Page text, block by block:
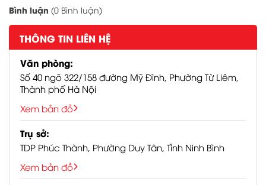
https://oa.zalo.me/
Google map Hà Nội:
https://maps.app.goo.gl/
Nam:https://maps.app.goo.gl/
#denledbanmai
#denamtran
#amtran9wphi90
#amtran12wphi110
Bình luận (0 Bình luận)
THÔNG TIN LIÊN HỆ
Văn phòng:
Số 40 ngõ 322/158 đường Mỹ Đình, Phường Từ Liêm,
Thành phố Hà Nội
Xem bản đồ
Trụ sở:
TDP Phúc Thành, Phường Duy Tân, Tỉnh Ninh Bình
Xem bản đồ